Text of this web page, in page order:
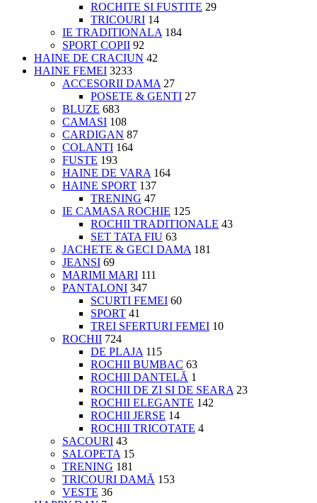
ROCHITE SI FUSTITE 29
TRICOURI 14
IE TRADITIONALA 184
SPORT COPII 92
HAINE DE CRACIUN 42
HAINE FEMEI 3233
ACCESORII DAMA 27
POSETE & GENTI 27
BLUZE 683
CAMASI 108
CARDIGAN 87
COLANTI 164
FUSTE 193
HAINE DE VARA 164
HAINE SPORT 137
TRENING 47
IE CAMASA ROCHIE 125
ROCHII TRADITIONALE 43
SET TATA FIU 63
JACHETE & GECI DAMA 181
JEANSI 69
MARIMI MARI 111
PANTALONI 347
SCURTI FEMEI 60
SPORT 41
TREI SFERTURI FEMEI 10
ROCHII 724
DE PLAJA 115
ROCHII BUMBAC 63
ROCHII DANTELĂ 1
ROCHII DE ZI SI DE SEARA 23
ROCHII ELEGANTE 142
ROCHII JERSE 14
ROCHII TRICOTATE 4
SACOURI 43
SALOPETA 15
TRENING 181
TRICOURI DAMĂ 153
VESTE 36